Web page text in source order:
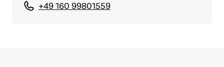
+49 160 99801559